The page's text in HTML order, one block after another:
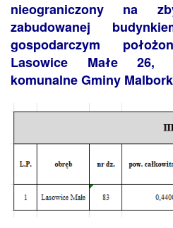
nieograniczony na
zabudowanej
gospodarczym
Lasowice Małe 26,
komunalne Gminy